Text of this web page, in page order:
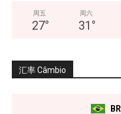
周五
27°
周六
31 °
汇率 Câmbio